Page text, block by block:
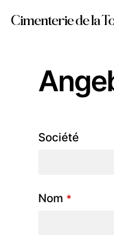
Cimenterie de la
Société
Nom *